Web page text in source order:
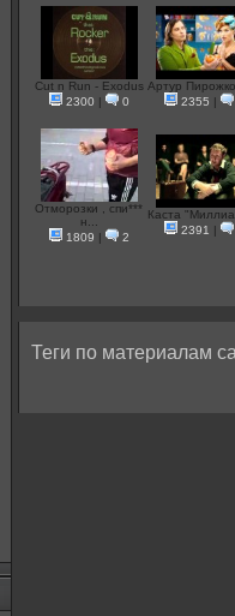
Cut n Run - Exodus
2300 | 0
Артур
2355 |
Отморозки , спи***
н...
1809 | 2
Каста
2391 |
Теги по материалам